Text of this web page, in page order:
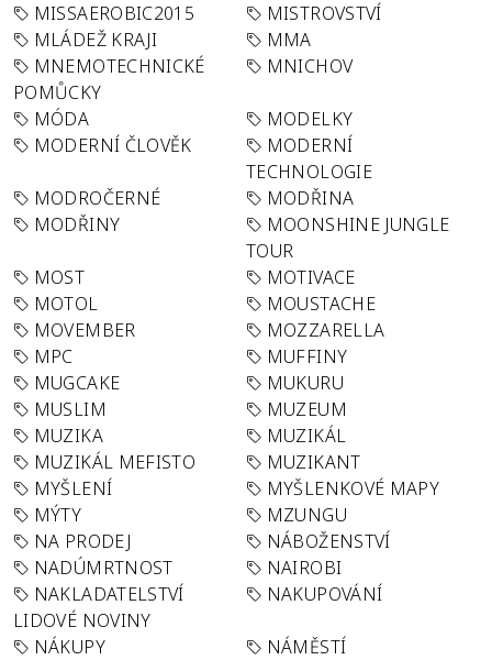
MISSAEROBIC2015
MISTROVSTVÍ
MLÁDEŽ KRAJI
MMA
MNEMOTECHNICKÉ
POMŮCKY
MNICHOV
MÓDA
MODELKY
MODERNÍ ČLOVĚK
MODERNÍ
TECHNOLOGIE
MODROČERNÉ
MODŘINA
MODŘINY
MOONSHINE JUNGLE
TOUR
MOST
MOTIVACE
MOTOL
MOUSTACHE
MOVEMBER
MOZZARELLA
MPC
MUFFINY
MUGCAKE
MUKURU
MUSLIM
MUZEUM
MUZIKA
MUZIKÁL
MUZIKÁL MEFISTO
MUZIKANT
MYŠLENÍ
MYŠLENKOVÉ MAPY
MÝTY
MZUNGU
NA PRODEJ
NÁBOŽENSTVÍ
NADÚMRTNOST
NAIROBI
NAKLADATELSTVÍ
LIDOVÉ NOVINY
NAKUPOVÁNÍ
NÁKUPY
NÁMĚSTÍ